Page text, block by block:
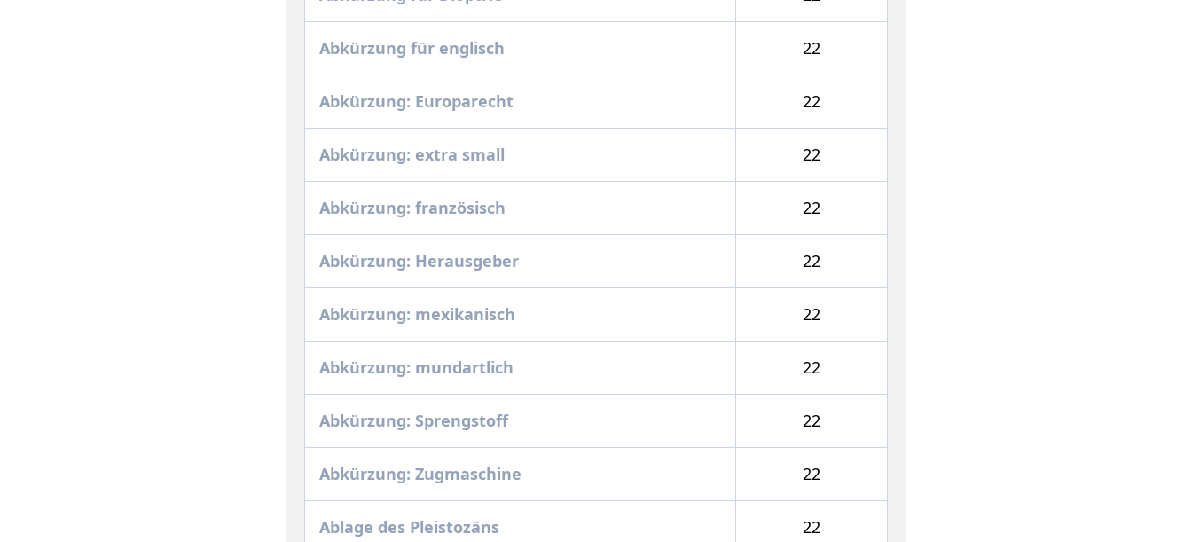
Abkürzung für englisch 22
Abkürzung: Europarecht 22
Abkürzung: extra small 22
Abkürzung: französisch 22
Abkürzung: Herausgeber 22
Abkürzung: mexikanisch 22
Abkürzung: mundartlich 22
Abkürzung: Sprengstoff 22
Abkürzung: Zugmaschine 22
Ablage des Pleistozäns 22